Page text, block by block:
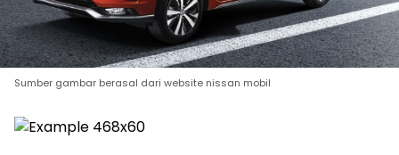
Sumber gambar berasal dari website nissan mobil